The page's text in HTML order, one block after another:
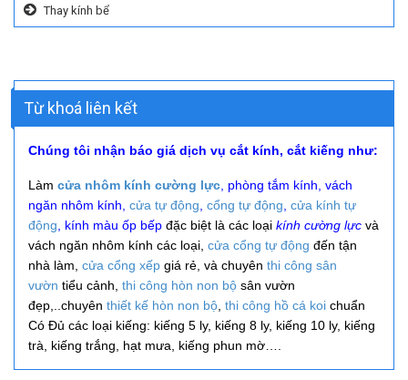
Thay kính bể
Từ khoá liên kết
Chúng tôi nhận báo giá dịch vụ cắt kính, cắt kiếng như:
Làm cửa nhôm kính cường lực, phòng tắm kính, vách
ngăn nhôm kính, cửa tự động, cổng tự động, cửa kính tự
động, kính màu ốp bếp đặc biệt là các loại kính cường lực và
vách ngăn nhôm kính các loại, cửa cổng tự động đến tận
nhà làm, cửa cổng xếp giá rẻ, và chuyên thi công sân
vườn tiểu cảnh, thi công hòn non bộ sân vườn
đẹp,..chuyên thiết kế hòn non bộ, thi công hồ cá koi chuẩn
Có Đủ các loại kiếng: kiếng 5 ly, kiếng 8 ly, kiếng 10 ly, kiếng
trà, kiếng trắng, hạt mưa, kiếng phun mờ….